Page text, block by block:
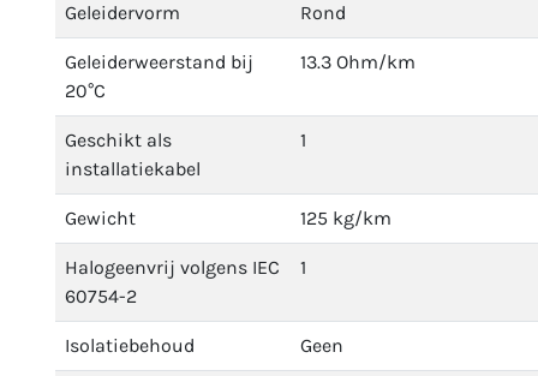
Geleidervorm Rond
Geleiderweerstand bij
20°C
13.3 Ohm/km
Geschikt als
installatiekabel
1
Gewicht 125 kg/km
Halogeenvrij volgens IEC
60754-2
1
Isolatiebehoud Geen